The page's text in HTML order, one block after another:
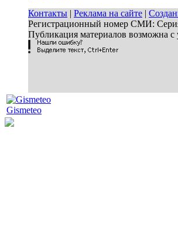
Контакты | Реклама на сайте |
Регистрационный номер СМИ:
Публикация материалов возможна с
Gismeteo